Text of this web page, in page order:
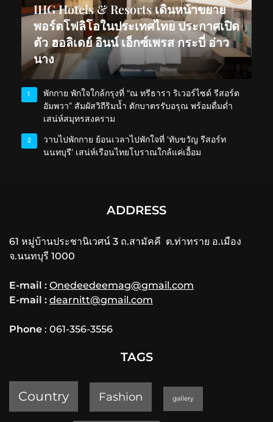
IHG Hotels & Resorts เดินหน้าขยาย
พอร์ตโฟลิโอในประเทศไทย ประกาศเปิด
ตัว ฮอลิเดย์ อินน์ เอ็กซ์เพรส กระบี่ อ่าว
นาง
1
พักกาย พักใจใกล้กรุงที่ “ณ ทรีธารา ริเวอร์ไซด์ รีสอร์ต
อัมพวา” สัมผัสวิถีริมน้ำ ตักบาตรรับอรุณ พร้อมดื่มด่ำ
เสน่ห์สมุทรสงคราม
2
วาบไปพักกาย ย้อนเวลาไปพักใจที่ ‘ทับขวัญ รีสอร์ท
นนทบุรี’ เสน่ห์เรือนไทยโบราณใกล้แค่เอื้อม
ADDRESS
61 หมู่บ้านประชานิเวศน์ 3 ถ.สามัคคี ต.ท่าทราย อ.เมือง
จ.นนทบุรี 1000
E-mail : Onedeedeemag@gmail.com
E-mail : dearnitt@gmail.com
Phone : 061-356-3556
TAGS
Country Fashion gallery